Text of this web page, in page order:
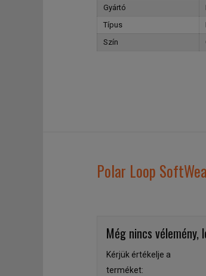
Gyártó
Típus
Szín
Polar Loop
Még nincs vélemény,
Kérjük értékelje a
terméket: